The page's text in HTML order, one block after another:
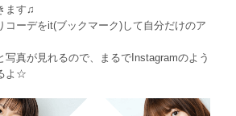
ます♫
コーデをit(ブックマーク)して自分だけのア
写真が見れるので、まるでInstagramのよう
よ☆